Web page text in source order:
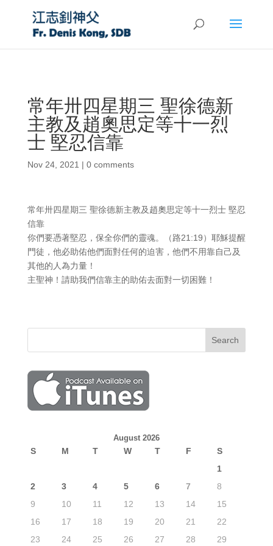
常年卅四星期三 聖徐德新
主教及趙奧思定等十一烈
士 堅忍信靠
Nov 24, 2021 | 0 comments
常年卅四星期三 聖徐德新主教及趙奧思定等十一烈士 堅忍
信靠
你們要憑著堅忍，保全你們的靈魂。（路21:19）耶穌提醒
門徒，他必助佑他們面對任何的迫害，他們不用靠自己及
其他的人為力量！
主聖神！請助我們信靠主的助佑去面對一切困難！
August 2026
S M T W T F
S
1
2
3 4 5 6 7
8
9
10 11 12 13 14
15
16
17 18 19 20 21
22
23
24 25 26 27 28 29